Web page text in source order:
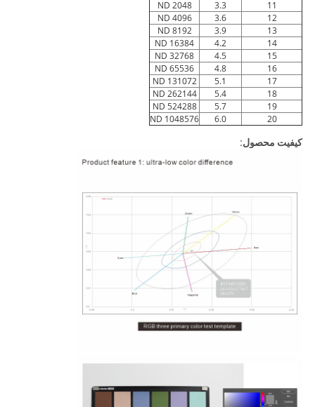
11
3.3
ND 2048
12
3.6
ND 4096
13
3.9
ND 8192
14
4.2
ND 16384
15
4.5
ND 32768
16
4.8
ND 65536
17
5.1
ND 131072
18
5.4
ND 262144
19
5.7
ND 524288
20
6.0
ND 1048576
کیفیت محصول: